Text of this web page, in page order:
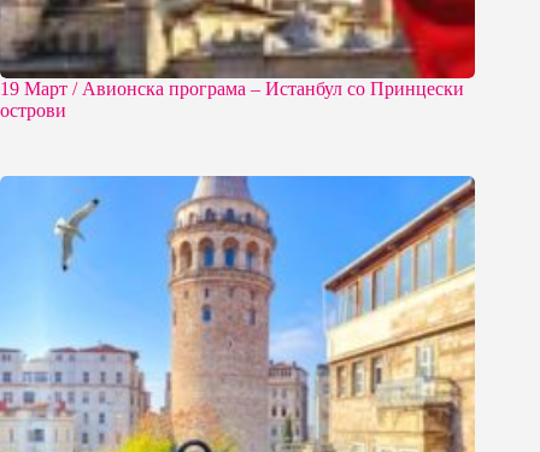
19 Март / Aвионска програма – Истанбул со Принцески
острови